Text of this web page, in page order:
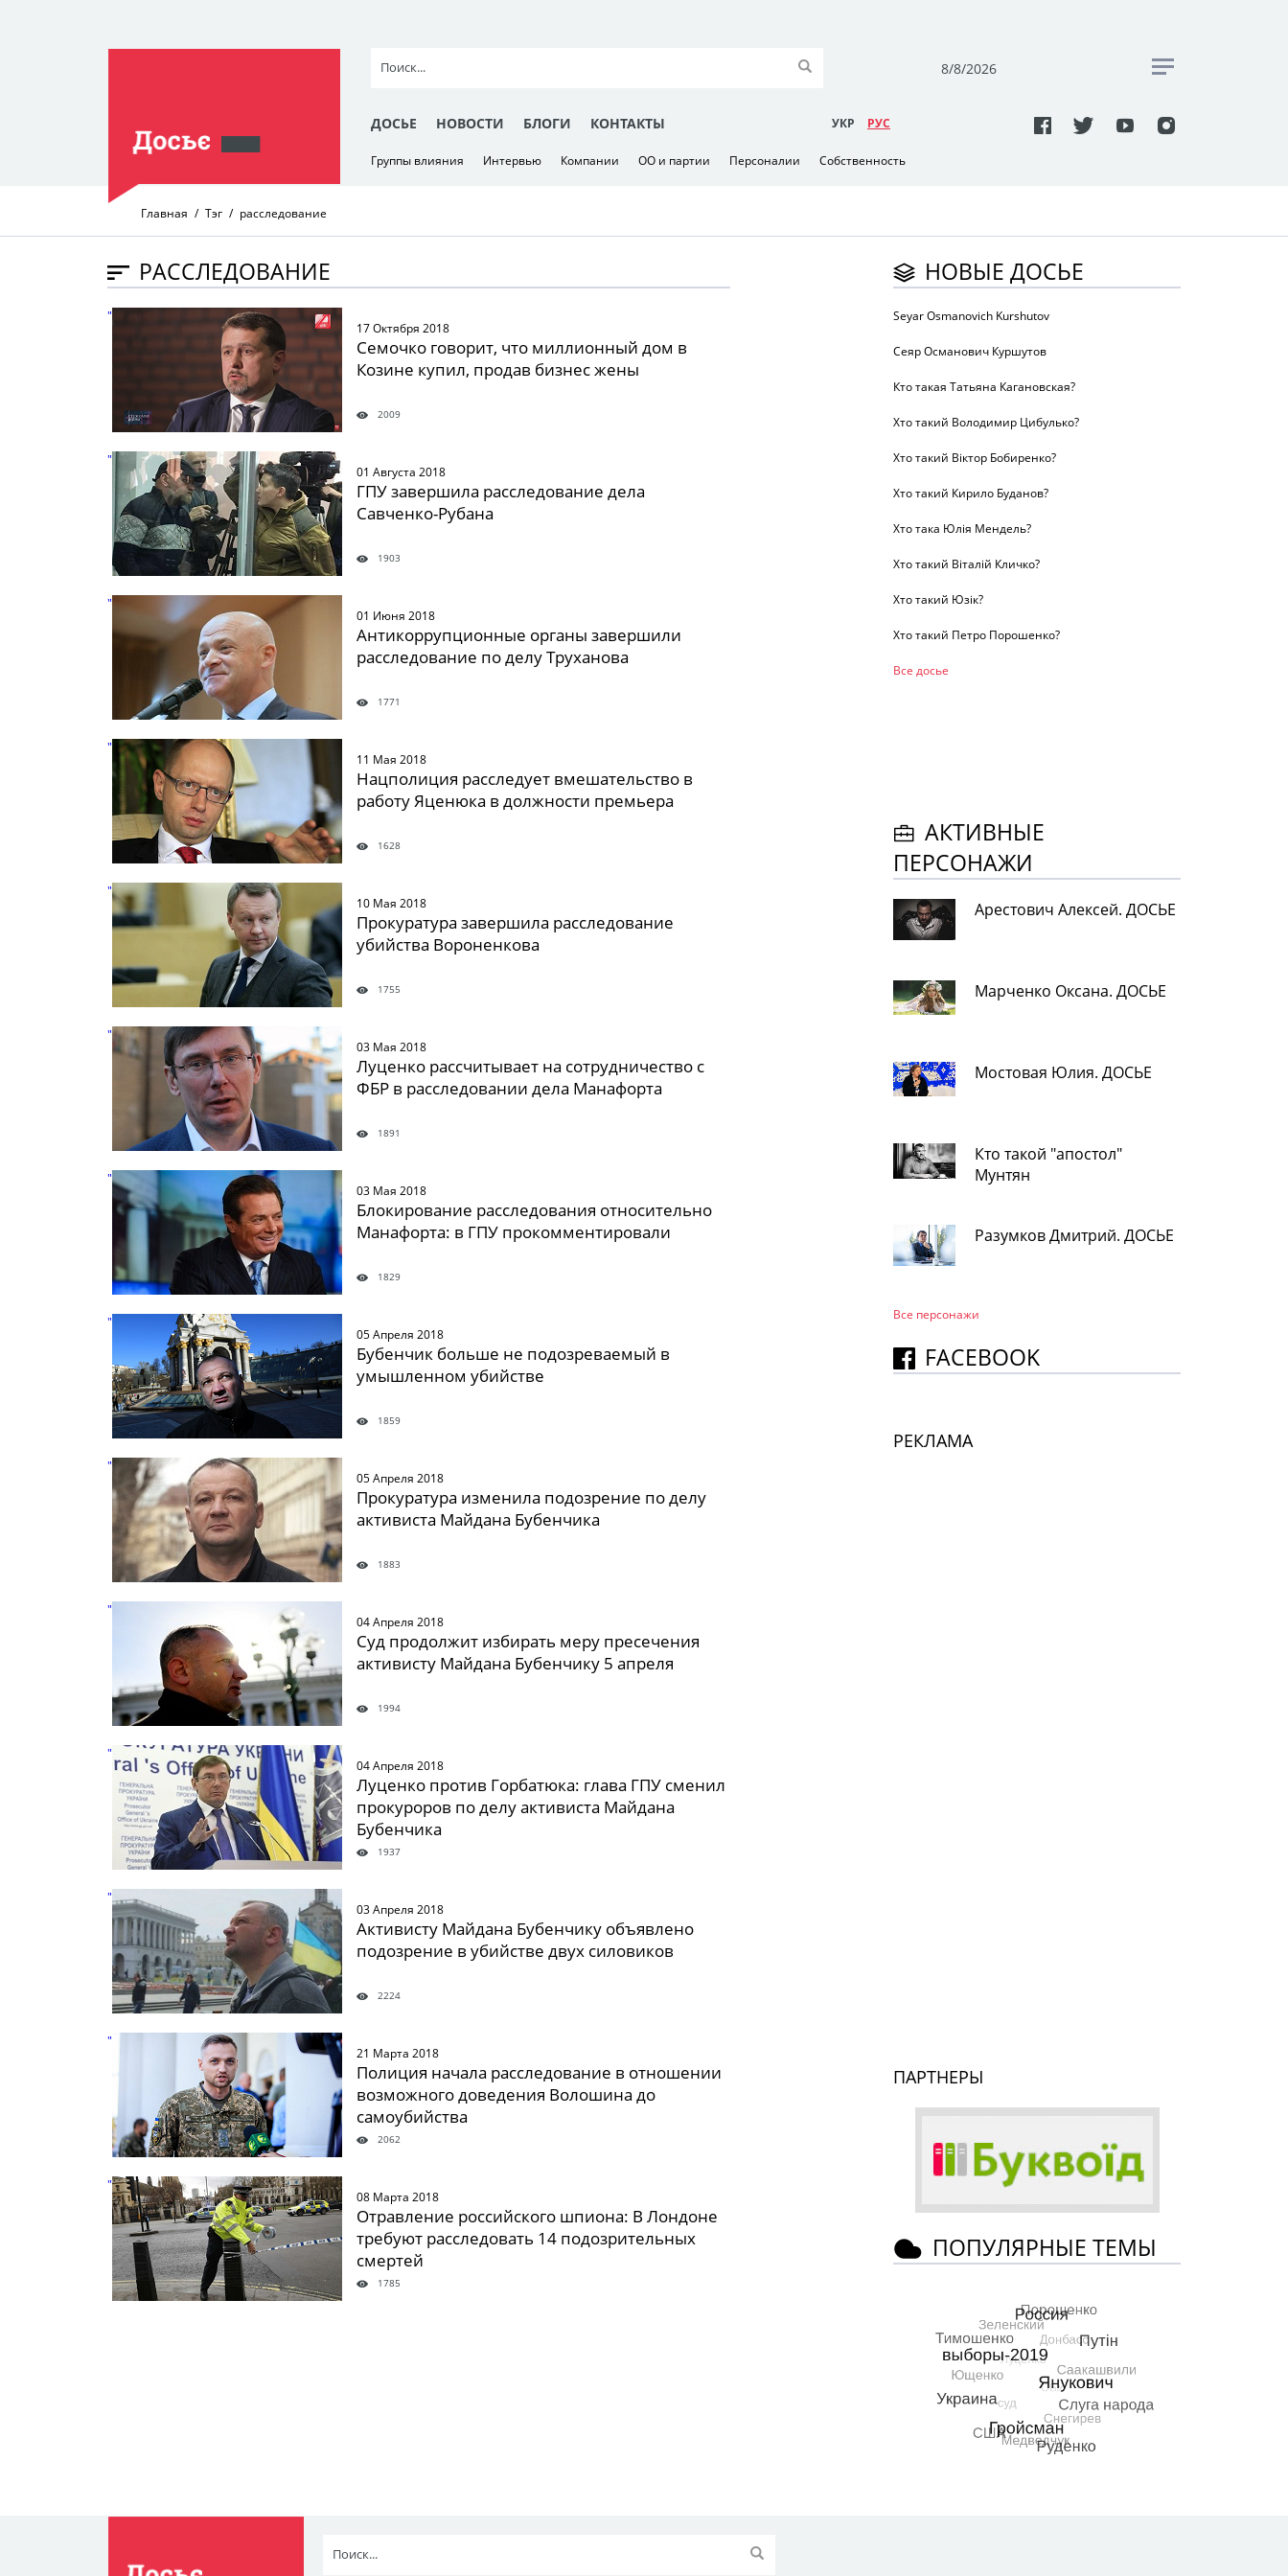
8/8/2026
ДОСЬЕ НОВОСТИ БЛОГИ КОНТАКТЫ УКР РУC
Группы влияния Интервью Компании ОО и партии Персоналии Собственность
Главная Тэг расследование
РАССЛЕДОВАНИЕ
" />
17 Октября 2018
Семочко говорит, что миллионный дом в
Козине купил, продав бизнес жены
2009
" />
01 Августа 2018
ГПУ завершила расследование дела
Савченко-Рубана
1903
" />
01 Июня 2018
Антикоррупционные органы завершили
расследование по делу Труханова
1771
" />
11 Мая 2018
Нацполиция расследует вмешательство в
работу Яценюка в должности премьера
1628
" />
10 Мая 2018
Прокуратура завершила расследование
убийства Вороненкова
1755
" />
03 Мая 2018
Луценко рассчитывает на сотрудничество с
ФБР в расследовании дела Манафорта
1891
" />
03 Мая 2018
Блокирование расследования относительно
Манафорта: в ГПУ прокомментировали
1829
" />
05 Апреля 2018
Бубенчик больше не подозреваемый в
умышленном убийстве
1859
" />
05 Апреля 2018
Прокуратура изменила подозрение по делу
активиста Майдана Бубенчика
1883
" />
04 Апреля 2018
Суд продолжит избирать меру пресечения
активисту Майдана Бубенчику 5 апреля
1994
" />
04 Апреля 2018
Луценко против Горбатюка: глава ГПУ сменил
прокуроров по делу активиста Майдана
Бубенчика
1937
" />
03 Апреля 2018
Активисту Майдана Бубенчику объявлено
подозрение в убийстве двух силовиков
2224
" />
21 Марта 2018
Полиция начала расследование в отношении
возможного доведения Волошина до
самоубийства
2062
" />
08 Марта 2018
Отравление российского шпиона: В Лондоне
требуют расследовать 14 подозрительных
смертей
1785
НОВЫЕ ДОСЬЕ
Seyar Osmanovich Kurshutov
Сеяр Османович Куршутов
Кто такая Татьяна Кагановская?
Хто такий Володимир Цибулько?
Хто такий Віктор Бобиренко?
Хто такий Кирило Буданов?
Хто така Юлія Мендель?
Хто такий Віталій Кличко?
Хто такий Юзік?
Хто такий Петро Порошенко?
Все досье
АКТИВНЫЕ
ПЕРСОНАЖИ
Арестович Алексей. ДОСЬЕ
Марченко Оксана. ДОСЬЕ
Мостовая Юлия. ДОСЬЕ
Кто такой "апостол"
Мунтян
Разумков Дмитрий. ДОСЬЕ
Все персонажи
FACEBOOK
РЕКЛАМА
ПАРТНЕРЫ
ПОПУЛЯРНЫЕ ТЕМЫ